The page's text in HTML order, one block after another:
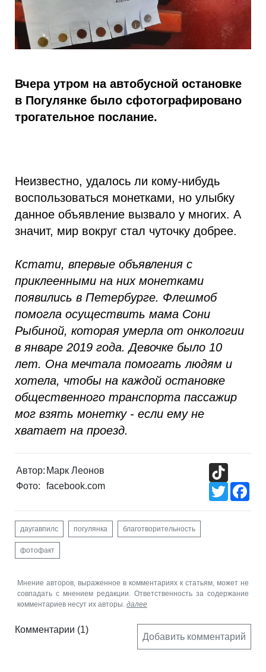
Вчера утром на автобусной остановке
в Погулянке было сфотографировано
трогательное послание.
Неизвестно, удалось ли кому-нибудь
воспользоваться монетками, но улыбку
данное объявление вызвало у многих. А
значит, мир вокруг стал чуточку добрее.
Кстати, впервые объявления с
приклеенными на них монетками
появились в Петербурге. Флешмоб
помогла осуществить мама Сони
Рыбиной, которая умерла от онкологии
в январе 2019 года. Девочке было 10
лет. Она мечтала помогать людям и
хотела, чтобы на каждой остановке
общественного транспорта пассажир
мог взять монетку - если ему не
хватает на проезд.
Автор: Марк Леонов
Фото:
facebook.com
Twitter
даугавпилс погулянка благотворительность
фотофакт
Мнение авторов, выраженное в комментариях к статьям, может не
совпадать с мнением редакции. Ответственность за содержание
комментариев несут их авторы. далее
Комментарии (1)
Добавить комментарий